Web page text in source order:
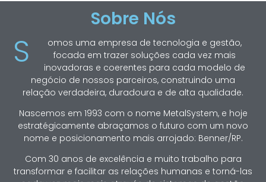
Sobre Nós
S
omos uma empresa de tecnologia e gestão,
focada em trazer soluções cada vez mais
inovadoras e coerentes para cada modelo de
negócio de nossos parceiros, construindo uma
relação verdadeira, duradoura e de alta qualidade.
Nascemos em 1993 com o nome MetalSystem, e hoje
estratégicamente abraçamos o futuro com um novo
nome e posicionamento mais arrojado: Benner/RP.
Com 30 anos de excelência e muito trabalho para
transformar e facilitar as relações humanas e torná-las